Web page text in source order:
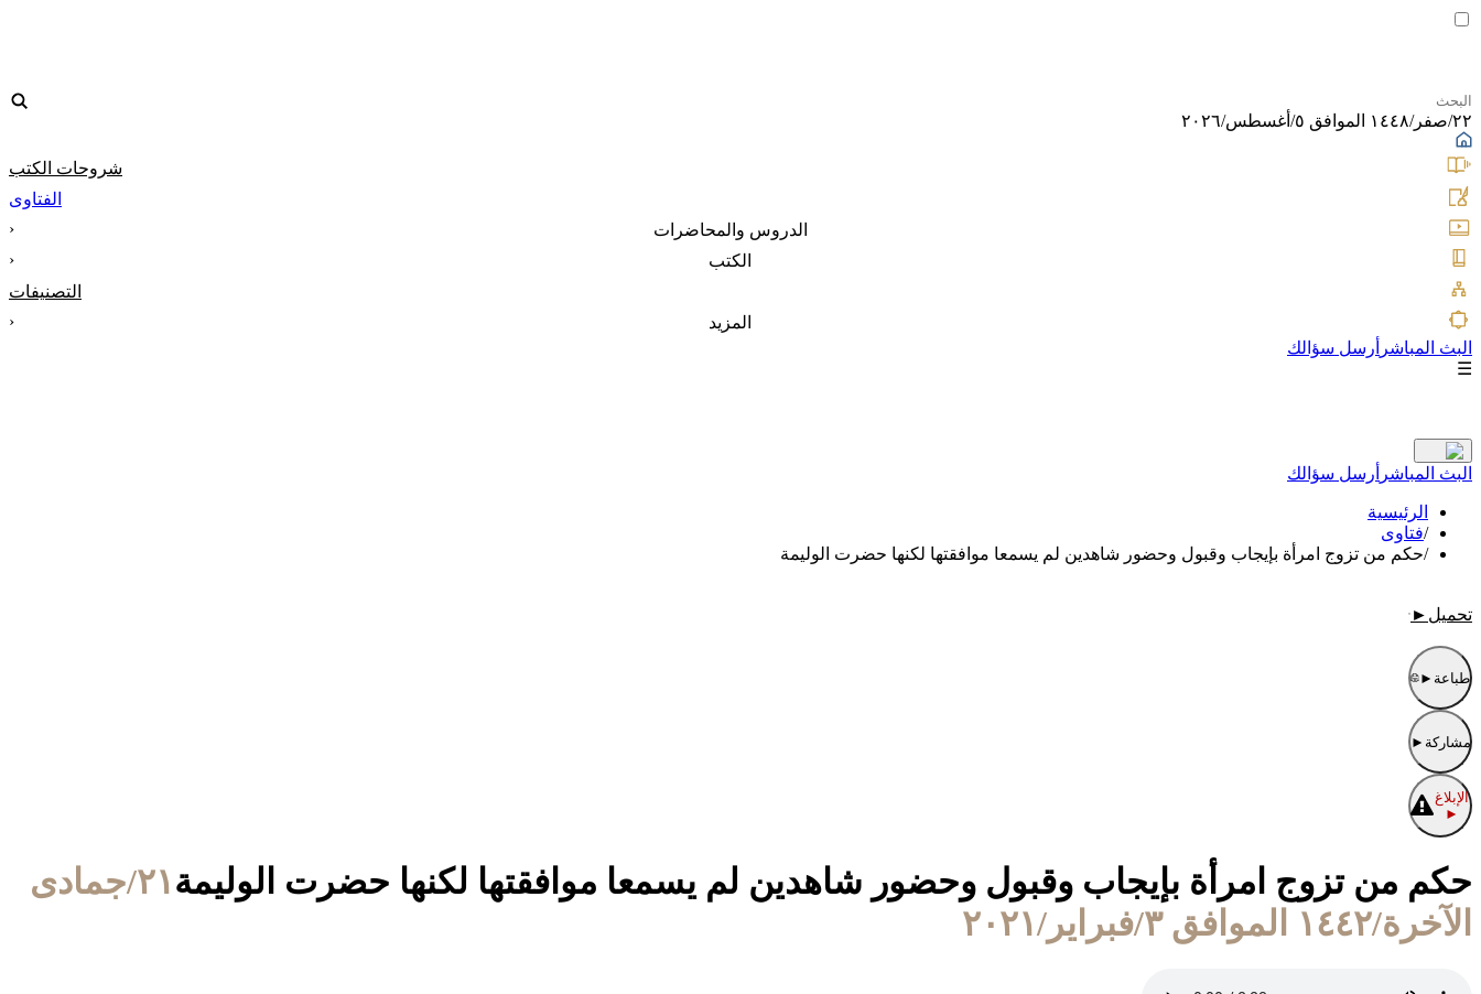
٢٢/صفر/١٤٤٨ الموافق ٥/أغسطس/٢٠٢٦
شروحات الكتب
الفتاوى
الدروس والمحاضرات
‹
الكتب
‹
التصنيفات
المزيد
‹
البث المباشر أرسل سؤالك
☰
البث المباشر أرسل سؤالك
الرئيسية
/فتاوى
/حكم من تزوج امرأة بإيجاب وقبول وحضور شاهدين لم يسمعا موافقتها لكنها حضرت الوليمة
تحميل ►
طباعة ►
مشاركة ►
الإبلاغ
►
حكم من تزوج امرأة بإيجاب وقبول وحضور شاهدين لم يسمعا موافقتها لكنها حضرت الوليمة
٢١/جمادى
الآخرة/١٤٤٢ الموافق ٣/فبراير/٢٠٢١